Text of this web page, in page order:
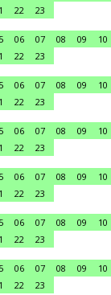
22
23
06 07 08 09 10
22
23
06 07 08 09 10
22
23
06 07 08 09 10
22
23
06 07 08 09 10
22
23
06 07 08 09 10
22
23
06 07 08 09 10
22
23